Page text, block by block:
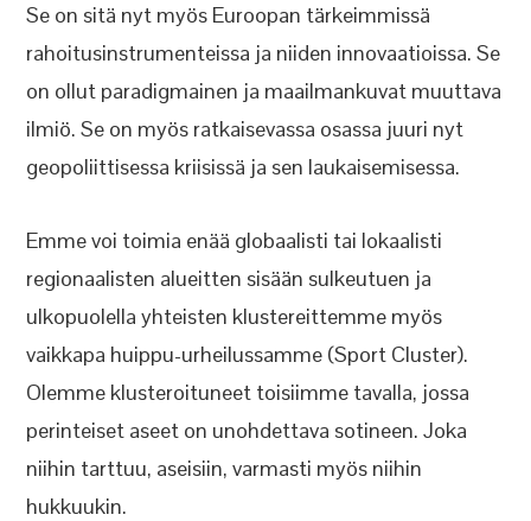
Se on sitä nyt myös Euroopan tärkeimmissä
rahoitusinstrumenteissa ja niiden innovaatioissa. Se
on ollut paradigmainen ja maailmankuvat muuttava
ilmiö. Se on myös ratkaisevassa osassa juuri nyt
geopoliittisessa kriisissä ja sen laukaisemisessa.
Emme voi toimia enää globaalisti tai lokaalisti
regionaalisten alueitten sisään sulkeutuen ja
ulkopuolella yhteisten klustereittemme myös
vaikkapa huippu-urheilussamme (Sport Cluster).
Olemme klusteroituneet toisiimme tavalla, jossa
perinteiset aseet on unohdettava sotineen. Joka
niihin tarttuu, aseisiin, varmasti myös niihin
hukkuukin.